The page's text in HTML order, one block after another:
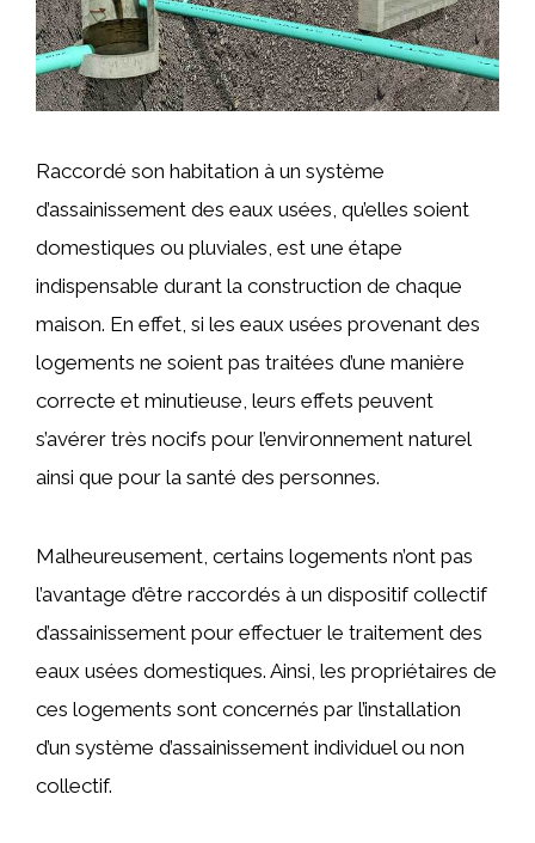
Raccordé son habitation à un système
d’assainissement des eaux usées, qu’elles soient
domestiques ou pluviales, est une étape
indispensable durant la construction de chaque
maison. En effet, si les eaux usées provenant des
logements ne soient pas traitées d’une manière
correcte et minutieuse, leurs effets peuvent
s’avérer très nocifs pour l’environnement naturel
ainsi que pour la santé des personnes.
Malheureusement, certains logements n’ont pas
l’avantage d’être raccordés à un dispositif collectif
d’assainissement pour effectuer le traitement des
eaux usées domestiques. Ainsi, les propriétaires de
ces logements sont concernés par l’installation
d’un système d’assainissement individuel ou non
collectif.